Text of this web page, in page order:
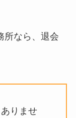
所なら、退会
りませ